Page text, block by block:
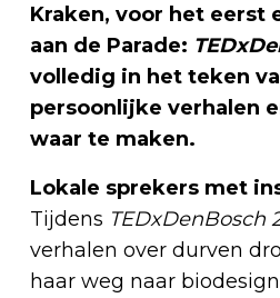
Kraken, voor het eerst
aan de Parade:
volledig in het teken
persoonlijke verhalen
waar te maken.
Lokale sprekers met
Tijdens TEDxDenBosch
verhalen over durven
haar weg naar